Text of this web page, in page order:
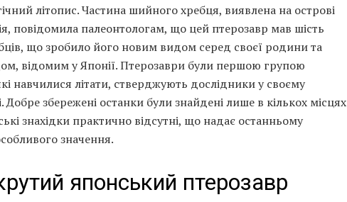
літопис. Частина шийного хребця, виявлена ​​на острові
повідомила палеонтологам, що цей птерозавр мав шість
що зробило його новим видом серед своєї родини та
відомим у Японії. Птерозаври були першою групою
навчилися літати, стверджують дослідники у своєму
Добре збережені останки були знайдені лише в кількох місцях
знахідки практично відсутні, що надає останньому
значення.
японський птерозавр